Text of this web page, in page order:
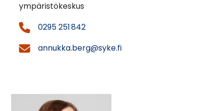
ympäristökeskus
0295 251 842
annukka.berg@syke.fi